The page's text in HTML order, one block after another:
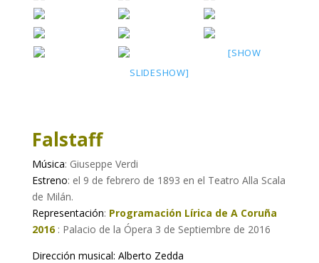
[SHOW
SLIDESHOW]
Falstaff
Música: Giuseppe Verdi
Estreno: el 9 de febrero de 1893 en el Teatro Alla Scala
de Milán.
Representación: ProgramaciónLírica de A Coruña
2016: Palacio de la Ópera 3 de Septiembre de 2016
Dirección musical: Alberto Zedda